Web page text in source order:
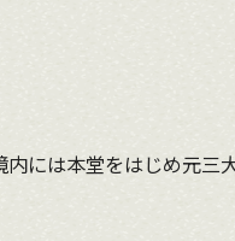
には本堂をはじめ元